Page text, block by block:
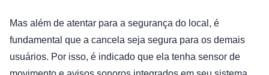
Mas além de atentar para a segurança do local, é
fundamental que a cancela seja segura para os demais
usuários. Por isso, é indicado que ela tenha sensor de